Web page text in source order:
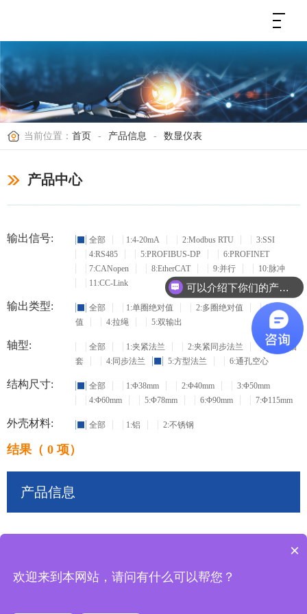
当前位置： 首页 - 产品信息 - 数显仪表
产品中心
输出信号: 全部 1:4-20mA 2:Modbus RTU
3:SSI
4:RS485
5:PROFIBUS-DP
6:PROFINET
7:CANopen
8:EtherCAT 9:并行
10:脉冲
11:CC-Link
输出类型: 全部 1:单圈绝对值 2:多圈绝对值
3:增量
值
4:拉绳 5:双输出
轴型: 全部 1:夹紧法兰 2:夹紧同步法兰
3:盲孔轴
套
4:同步法兰 5:方型法兰 6:通孔空心
结构尺寸: 全部 1:Φ38mm 2:Φ40mm
3:Φ50mm
4:Φ60mm
5:Φ78mm 6:Φ90mm 7:Φ115mm
外壳材料: 全部 1:铝 2:不锈钢
结果（ 0 项）
产品信息
可以介绍下你们的产品么？
×
欢迎来到本网站，请问有什么可以帮您？